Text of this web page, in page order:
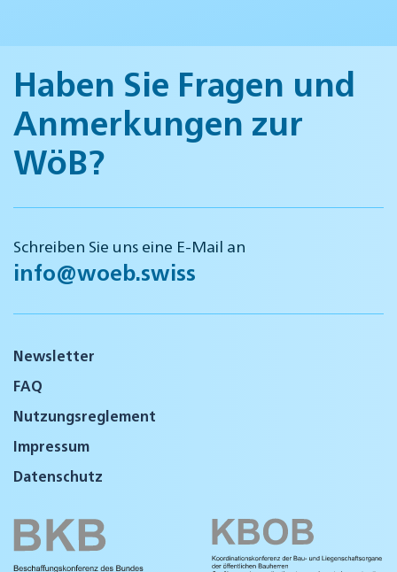
Haben Sie Fragen und
Anmerkungen zur
WöB?
Schreiben Sie uns eine E-Mail an
info@woeb.swiss
Newsletter
FAQ
Nutzungsreglement
Impressum
Datenschutz